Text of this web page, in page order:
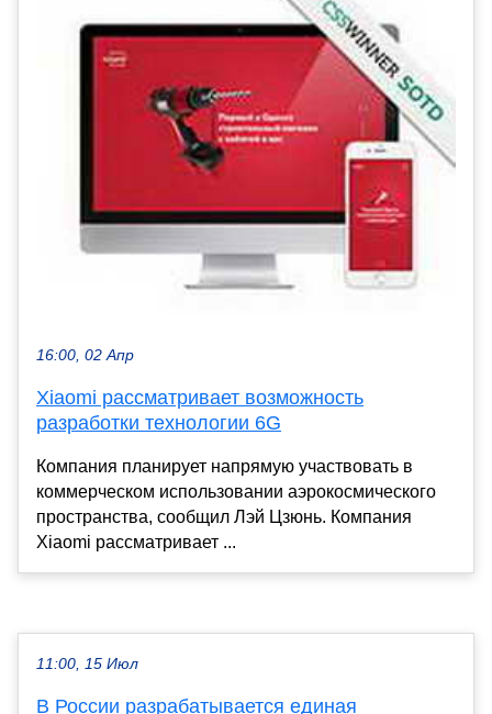
16:00, 02 Апр
Xiaomi рассматривает возможность
разработки технологии 6G
Компания планирует напрямую участвовать в
коммерческом использовании аэрокосмического
пространства, сообщил Лэй Цзюнь. Компания
Xiaomi рассматривает ...
11:00, 15 Июл
В России разрабатывается единая